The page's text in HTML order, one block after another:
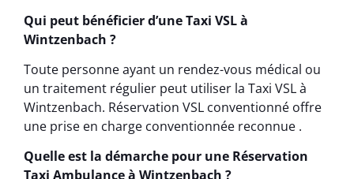
Qui peut bénéficier d’une Taxi VSL à
Wintzenbach ?
Toute personne ayant un rendez-vous médical ou
un traitement régulier peut utiliser la Taxi VSL à
Wintzenbach. Réservation VSL conventionné offre
une prise en charge conventionnée reconnue .
Quelle est la démarche pour une Réservation
Taxi Ambulance à Wintzenbach ?